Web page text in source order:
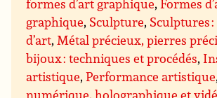
formes d’art graphique,Formes
graphique, Sculpture, Sculptures
d’art,Métal précieux, pierres
bijoux : techniques et procédés,
artistique,Performance artistique
numérique, holographique et